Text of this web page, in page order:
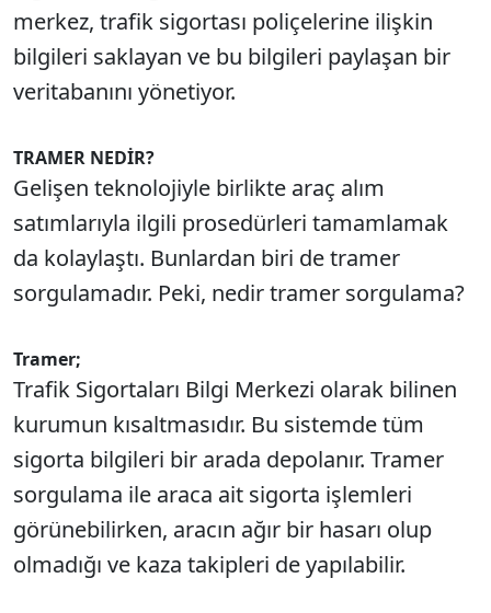
merkez, trafik sigortası poliçelerine ilişkin
bilgileri saklayan ve bu bilgileri paylaşan bir
veritabanını yönetiyor.
TRAMER NEDİR?
Gelişen teknolojiyle birlikte araç alım
satımlarıyla ilgili prosedürleri tamamlamak
da kolaylaştı. Bunlardan biri de tramer
sorgulamadır. Peki, nedir tramer sorgulama?
Tramer;
Trafik Sigortaları Bilgi Merkezi olarak bilinen
kurumun kısaltmasıdır. Bu sistemde tüm
sigorta bilgileri bir arada depolanır. Tramer
sorgulama ile araca ait sigorta işlemleri
görünebilirken, aracın ağır bir hasarı olup
olmadığı ve kaza takipleri de yapılabilir.